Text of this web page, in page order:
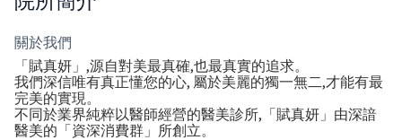
關於我們
「賦真妍」,源自對美最真確,也最真實的追求。
我們深信唯有真正懂您的心, 屬於美麗的獨一無二,才能有最
完美的實現。
不同於業界純粹以醫師經營的醫美診所,「賦真妍」由深諳
醫美的「資深消費群」所創立。